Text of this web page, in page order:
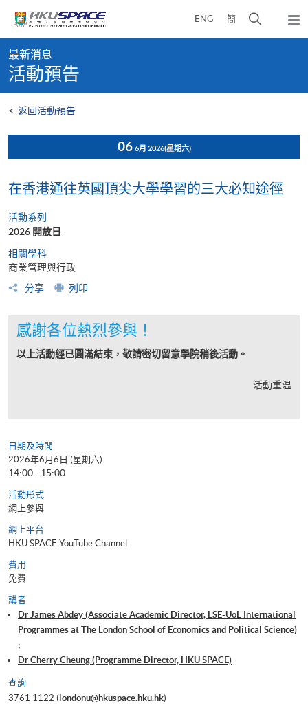
content
ENG 簡
開
彈
出
content
start
最新消息
活動預告
< 返回活動預告
06 6月 2026(星期六)
在香港通往英國頂尖大學學習的三大必知途徑
活動系列
2026 開放日
相關學科
商業管理與行政
分享
列印
感謝各位熱烈參與！
以上活動經已圓滿結束，敬請密切留意學院稍後活動。
活動重温
日期及時間
2026年6月6日 (星期六)
14:00 - 15:00
活動形式
網上參與
網上平台
HKU SPACE YouTube Channel
費用
免費
講者
Dr James Abdey (Associate Academic Director, LSE-UoL International
Programmes at The London School of Economics and Political Science)
;
Dr Cherry Cheung (Programme Director, HKU SPACE)
查詢
3761 1122 (londonu@hkuspace.hku.hk)